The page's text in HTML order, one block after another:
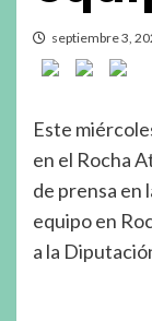
septiembre 3,
Este
en el Rocha
de prensa en
equipo en
a la